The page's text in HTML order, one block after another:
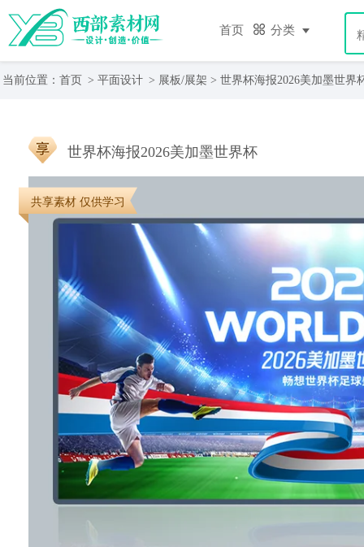
首页 分类
当前位置： 首页 > 平面设计 > 展板/展架 > 世界杯海报2026美加墨世界
世界杯海报2026美加墨世界杯
共享素材 仅供学习